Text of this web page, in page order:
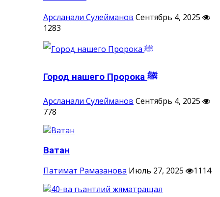
Арсланали Сулейманов Сентябрь 4, 2025
1283
Город нашего Пророка ‎ﷺ
Арсланали Сулейманов Сентябрь 4, 2025
778
Ватан
Патимат Рамазанова Июль 27, 2025 1114